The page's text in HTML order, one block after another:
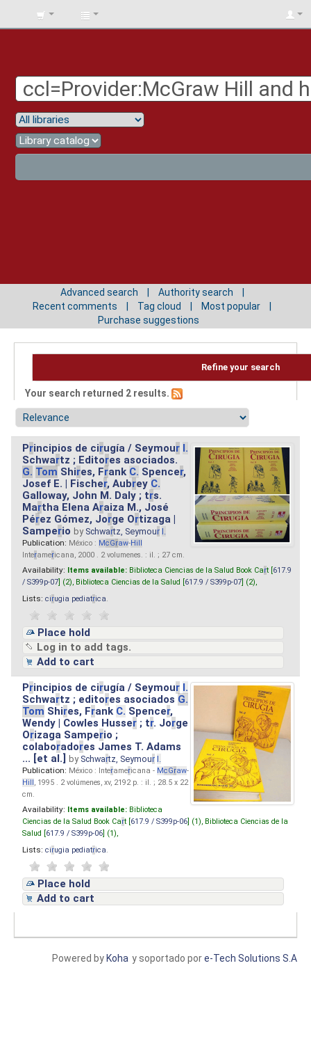
BIBLIOTECA
Advanced search
Authority search
Recent comments
Tag cloud
Most popular
Purchase suggestions
Refine your search
Your search returned 2 results.
Principios de cirugía / Seymour I.
Schwartz ; Editores asociados.
G. Tom Shires, Frank C. Spencer,
Josef E. | Fischer, Aubrey C.
Galloway, John M. Daly ; trs.
Martha Elena Araiza M., José
Pérez Gómez, Jorge Ortizaga |
Samperio by Schwartz, Seymour I.
Publication: México : McGraw-Hill
Interamericana, 2000 . 2 volumenes. : il. ; 27 cm.
Availability: Items available: Biblioteca Ciencias de la Salud Book Cart [ 617.9
/ S399p-07 ] (2), Biblioteca Ciencias de la Salud [ 617.9 / S399p-07 ] (2),
Lists: cirugia pediatrica
Place hold
Log in to add tags.
Add to cart
Principios de cirugía / Seymour I.
Schwartz ; editores asociados G.
Tom Shires, Frank C. Spencer,
Wendy | Cowles Husser ; tr. Jorge
Orizaga Samperio ;
colaboradores James T. Adams
... [et al.]by Schwartz, Seymour I.
Publication: México : Interamericana - McGraw-
Hill, 1995 . 2 volúmenes, xv, 2192 p. : il. ; 28.5 x 22
cm.
Availability: Items available: Biblioteca
Ciencias de la Salud Book Cart [ 617.9 / S399p-06 ] (1), Biblioteca Ciencias de la
Salud [ 617.9 / S399p-06 ] (1),
Lists: cirugia pediatrica
Place hold
Add to cart
y soportado pore-Tech Solutions S.A
Powered by Koha